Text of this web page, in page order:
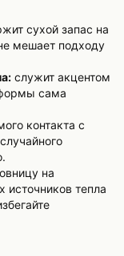
сухой запас на
мешает подходу
служит акцентом
сама
контакта с
на
источников тепла